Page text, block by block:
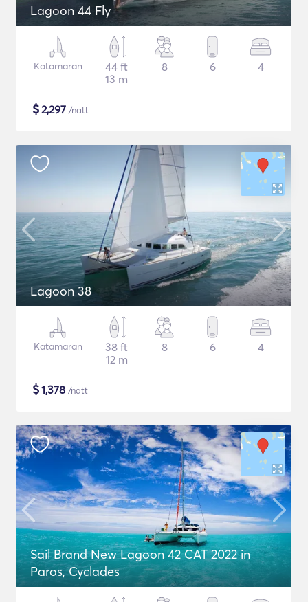
Lagoon 44 Fly
Katamaran
44 ft
13 m
8 6 4
$2,297 /natt
Lagoon 38
Katamaran
38 ft
12 m
8 6 4
$1,378 /natt
Sail Brand New Lagoon 42 CAT 2022 in
Paros, Cyclades